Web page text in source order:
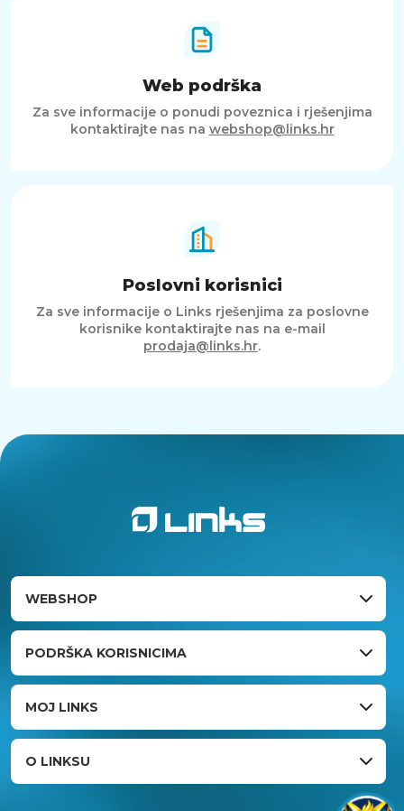
Web podrška
Za sve informacije o ponudi poveznica i rješenjima
kontaktirajte nas na webshop@links.hr
Poslovni korisnici
Za sve informacije o Links rješenjima za poslovne
korisnike kontaktirajte nas na e-mail
prodaja@links.hr.
WEBSHOP
PODRŠKA KORISNICIMA
MOJ LINKS
O LINKSU